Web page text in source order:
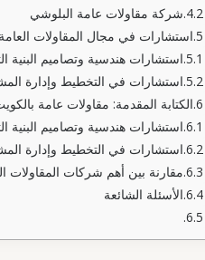
شركة مقاولات عامة البلوشي
استشارات في مجال المقاولات
استشارات هندسية وتصاميم البنية
استشارات في التخطيط وإدارة
الكتابة المقدمة: مقاولات عامة
استشارات هندسية وتصاميم البنية
استشارات في التخطيط وإدارة
مقارنة بين أهم شركات المقاولات
الأسئلة الشائعة